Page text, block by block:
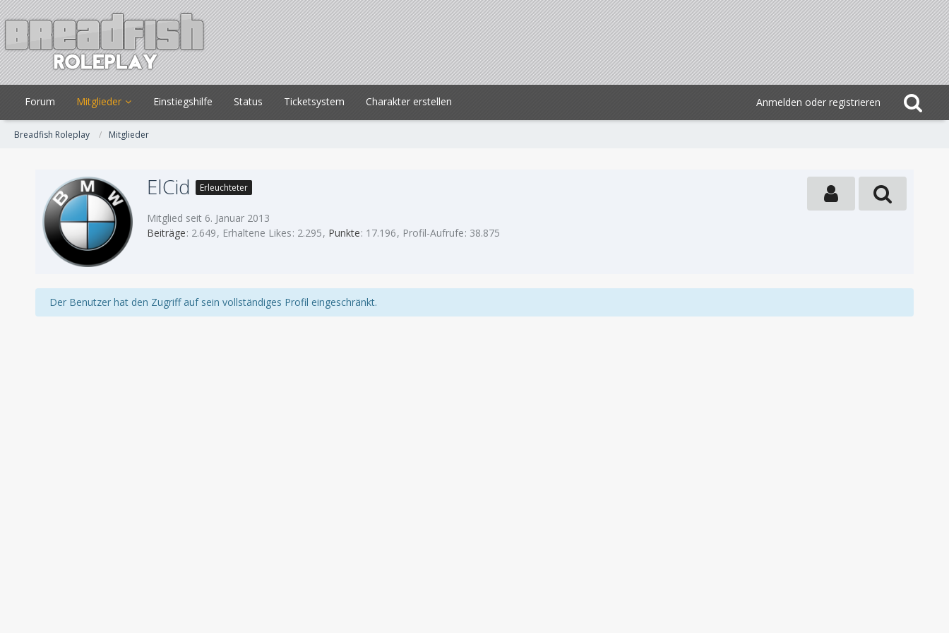
Forum Mitglieder Einstiegshilfe Status Ticketsystem Charakter erstellen Anmelden oder registrieren
Breadfish Roleplay Mitglieder
ElCid Erleuchteter
Mitglied seit 6. Januar 2013
Beiträge 2.649 Erhaltene Likes 2.295 Punkte 17.196 Profil-Aufrufe 38.875
Der Benutzer hat den Zugriff auf sein vollständiges Profil eingeschränkt.